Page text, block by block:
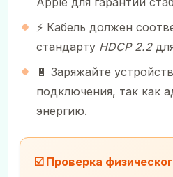
⚡ Кабель должен
стандарту HDCP 2.2
🔋 Заряжайте
подключения, так как
энергию.
☑️ Проверка